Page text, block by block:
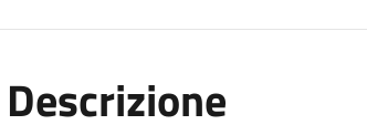
Descrizione